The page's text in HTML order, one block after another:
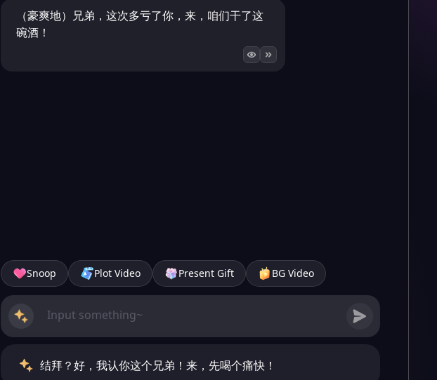
（豪爽地）兄弟，这次多亏了你，来，咱们干了这
碗酒！
Snoop Plot Video Present Gift BG Video
结拜？好，我认你这个兄弟！来，先喝个痛快！